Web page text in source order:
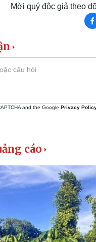
Mời quý độc giả theo
and the Google Privacy